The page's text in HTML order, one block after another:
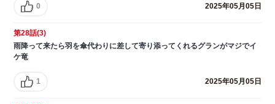
0 2025年05月05日
第28話(3)
雨降って来たら羽を傘代わりに差して寄り添ってくれるグランがマジでイ
ケ竜
1 2025年05月05日